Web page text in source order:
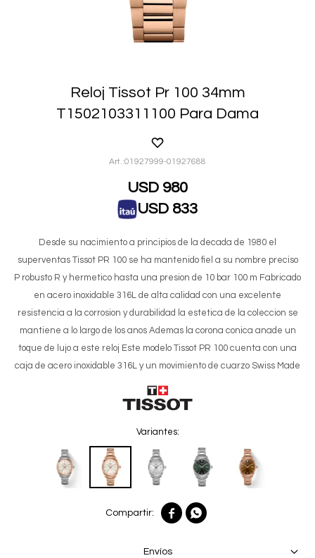
Reloj Tissot Pr 100 34mm
T1502103311100 Para Dama
01927999-01927688
USD 980
USD 833
Desde su nacimiento a principios de la decada de 1980 el
superventas Tissot PR 100 se ha mantenido fiel a su nombre preciso
P robusto R y hermetico hasta una presion de 10 bar 100 m Fabricado
en acero inoxidable 316L de alta calidad con una excelente
resistencia a la corrosion y durabilidad la estetica de la coleccion se
mantiene a lo largo de los anos Ademas la corona conica anade un
toque de lujo a este reloj Este modelo Tissot PR 100 cuenta con una
caja de acero inoxidable 316L y un movimiento de cuarzo Swiss Made
Variantes:
 
Envíos